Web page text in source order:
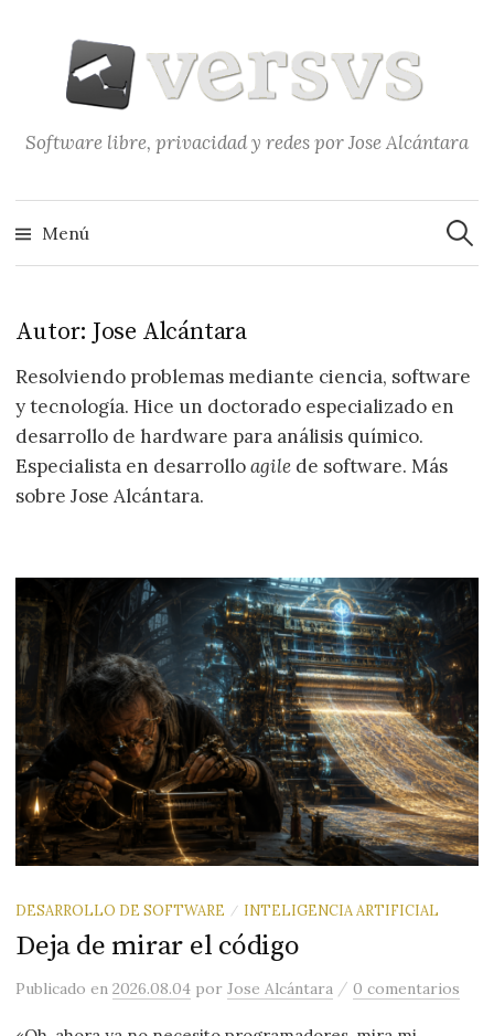
contenido
Software libre, privacidad y redes por Jose Alcántara
Menú
Autor: Jose Alcántara
Resolviendo problemas mediante ciencia, software
y tecnología. Hice un doctorado especializado en
desarrollo de hardware para análisis químico.
Especialista en desarrolloagile de software.Más
sobre Jose Alcántara.
DESARROLLO DE SOFTWARE / INTELIGENCIA ARTIFICIAL
Deja de mirar el código
Publicadoen2026.08.04 porJose Alcántara /0 comentarios